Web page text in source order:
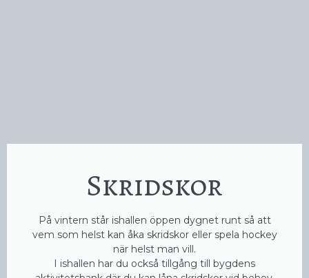
Skridskor
På vintern står ishallen öppen dygnet runt så att
vem som helst kan åka skridskor eller spela hockey
när helst man vill.
I ishallen har du också tillgång till bygdens